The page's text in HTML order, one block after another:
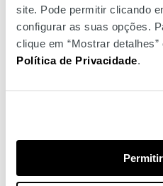
site. Pode permitir clicando
configurar as suas opções.
clique em “Mostrar
Política de Privacidade.